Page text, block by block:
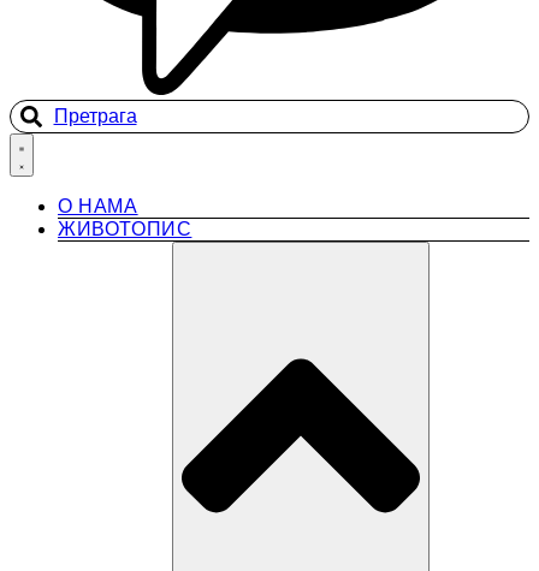
Претрага
О НАМА
ЖИВОТОПИС